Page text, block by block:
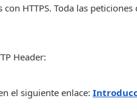
HTTPS. Toda las
Header:
el siguiente enlace: